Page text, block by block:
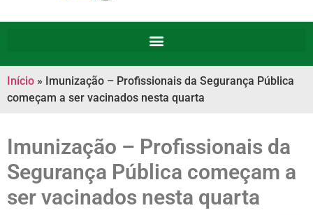
Início » Imunização – Profissionais da Segurança Pública
começam a ser vacinados nesta quarta
Imunização – Profissionais da
Segurança Pública começam a
ser vacinados nesta quarta